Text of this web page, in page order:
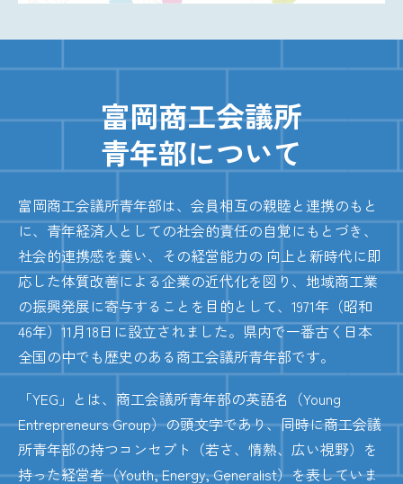
富岡商工会議所
青年部について
富岡商工会議所青年部は、会員相互の親睦と連携のもと
に、青年経済人としての社会的責任の自覚にもとづき、
社会的連携感を養い、その経営能力の 向上と新時代に即
応した体質改善による企業の近代化を図り、地域商工業
の振興発展に寄与することを目的として、1971年（昭和
46年）11月18日に設立されました。県内で一番古く日本
全国の中でも歴史のある商工会議所青年部です。
「YEG」とは、商工会議所青年部の英語名（Young
Entrepreneurs Group）の頭文字であり、同時に商工会議
所青年部の持つコンセプト（若さ、情熱、広い視野）を
持った経営者（Youth, Energy, Generalist）を表していま